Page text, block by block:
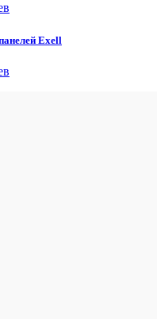
Exell